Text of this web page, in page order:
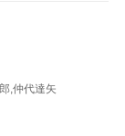
,仲代達矢